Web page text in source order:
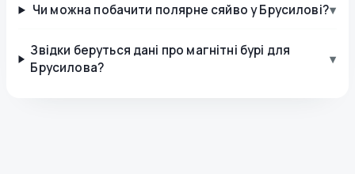
Чи можна побачити полярне сяйво у Брусилові?▾
Звідки беруться дані про магнітні бурі для
Брусилова?
▾